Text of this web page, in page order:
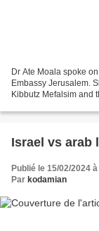
Dr Ate Moala spoke
Embassy Jerusalem.
Kibbutz Mefalsim and
Israel vs arab
Publié le 15/02/2024
Par kodamian